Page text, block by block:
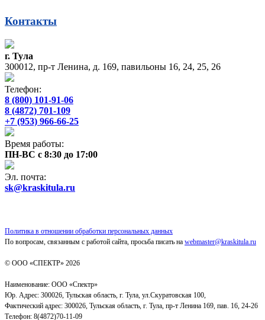
Контакты
г. Тула
300012, пр-т Ленина, д. 169, павильоны 16, 24, 25, 26
Телефон:
8 (800) 101-91-06
8 (4872) 701-109
+7 (953) 966-66-25
Время работы:
ПН-ВС с 8:30 до 17:00
Эл. почта:
sk@kraskitula.ru
Политика в отношении обработки персональных данных
По вопросам, связанным с работой сайта, просьба писать на webmaster@kraskitula.ru
© ООО «СПЕКТР» 2026
Наименование: ООО «Спектр»
Юр. Адрес: 300026, Тульская область, г. Тула, ул.Скуратовская 100,
Фактический адрес: 300026, Тульская область, г. Тула, пр-т Ленина 169, пав. 16, 24-26
Телефон: 8(4872)70-11-09